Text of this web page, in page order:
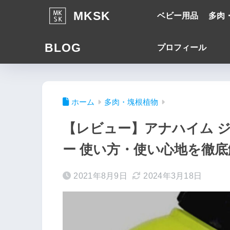
MKSK
BLOG
ベビー用品 多肉
プロフィール
ホーム 多肉・塊根植物
【レビュー】アナハイム
ー 使い方・使い心地を徹
2021年8月9日 2024年3月18日